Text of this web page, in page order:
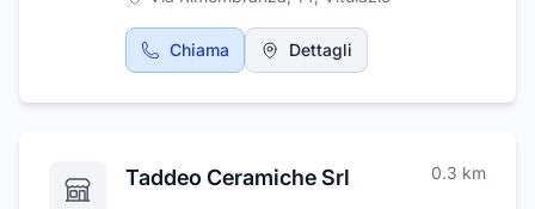
Chiama Dettagli
Taddeo Ceramiche Srl 0.3 km